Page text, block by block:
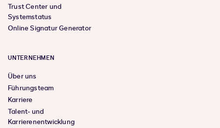
Trust Center und
Systemstatus
Online Signatur Generator
UNTERNEHMEN
Über uns
Führungsteam
Karriere
Talent- und
Karrierenentwicklung